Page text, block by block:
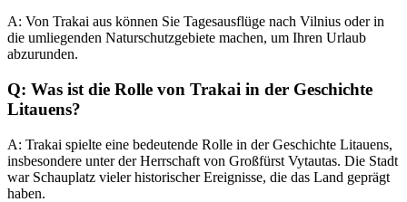
A: Von Trakai aus können Sie Tagesausflüge nach Vilnius oder in
die umliegenden Naturschutzgebiete machen, um Ihren Urlaub
abzurunden.
Q: Was ist die Rolle von Trakai in der Geschichte
Litauens?
A: Trakai spielte eine bedeutende Rolle in der Geschichte Litauens,
insbesondere unter der Herrschaft von Großfürst Vytautas. Die Stadt
war Schauplatz vieler historischer Ereignisse, die das Land geprägt
haben.